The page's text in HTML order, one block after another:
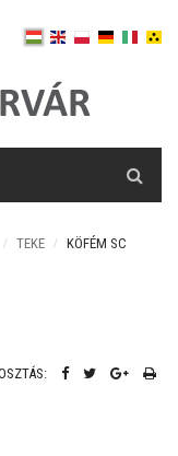
TEKE KÖFÉM SC